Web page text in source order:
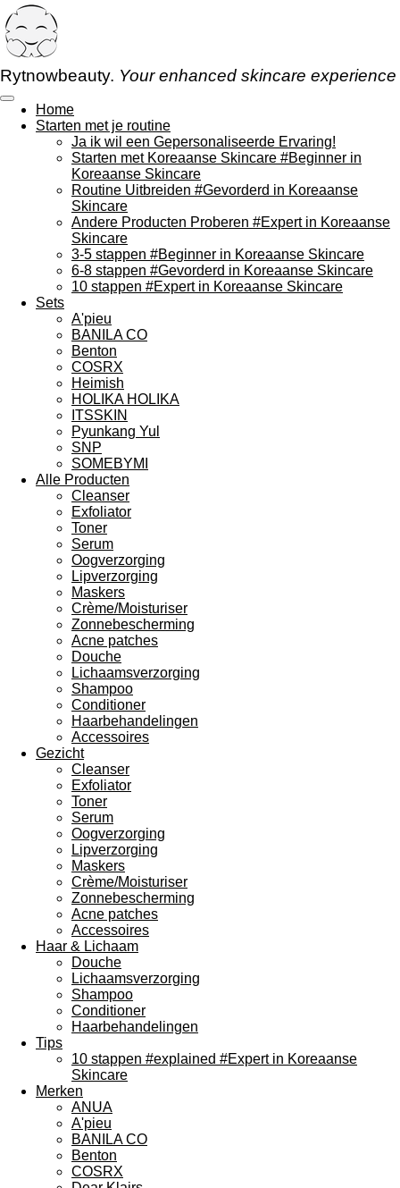
Ga
direct
naar
hoofdinhoud
Rytnowbeauty. Your enhanced skincare experience
Home
Starten met je routine
Ja ik wil een Gepersonaliseerde Ervaring!
Starten met Koreaanse Skincare #Beginner in
Koreaanse Skincare
Routine Uitbreiden #Gevorderd in Koreaanse
Skincare
Andere Producten Proberen #Expert in Koreaanse
Skincare
3-5 stappen #Beginner in Koreaanse Skincare
6-8 stappen #Gevorderd in Koreaanse Skincare
10 stappen #Expert in Koreaanse Skincare
Sets
A'pieu
BANILA CO
Benton
COSRX
Heimish
HOLIKA HOLIKA
ITSSKIN
Pyunkang Yul
SNP
SOMEBYMI
Alle Producten
Cleanser
Exfoliator
Toner
Serum
Oogverzorging
Lipverzorging
Maskers
Crème/Moisturiser
Zonnebescherming
Acne patches
Douche
Lichaamsverzorging
Shampoo
Conditioner
Haarbehandelingen
Accessoires
Gezicht
Cleanser
Exfoliator
Toner
Serum
Oogverzorging
Lipverzorging
Maskers
Crème/Moisturiser
Zonnebescherming
Acne patches
Accessoires
Haar & Lichaam
Douche
Lichaamsverzorging
Shampoo
Conditioner
Haarbehandelingen
Tips
10 stappen #explained #Expert in Koreaanse
Skincare
Merken
ANUA
A'pieu
BANILA CO
Benton
COSRX